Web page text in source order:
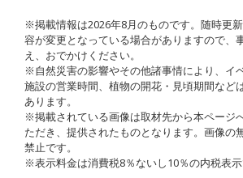
※掲載情報は2026年8月のものです。随時更
容が変更となっている場合がありますので、
え、おでかけください。
※自然災害の影響やその他諸事情により、イ
施設の営業時間、植物の開花・見頃期間など
あります。
※掲載されている画像は取材先から本ページ
ただき、提供されたものとなります。画像の
禁止です。
※表示料金は消費税8％ないし10％の内税表示